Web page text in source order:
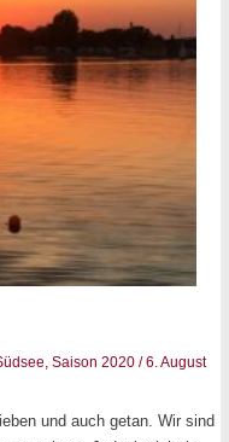
Saison 2020/6. August
und auch getan. Wir sind